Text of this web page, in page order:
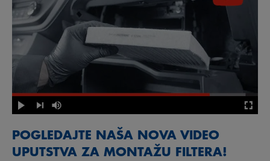
POGLEDAJTE NAŠA NOVA VIDEO
UPUTSTVA ZA MONTAŽU FILTERA!